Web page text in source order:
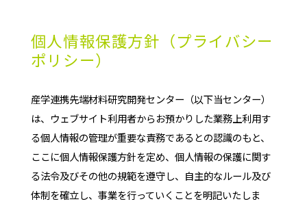
個人情報保護方針（プライバシー
ポリシー）
産学連携先端材料研究開発センター（以下当センター）
は、ウェブサイト利用者からお預かりした業務上利用す
る個人情報の管理が重要な責務であるとの認識のもと、
ここに個人情報保護方針を定め、個人情報の保護に関す
る法令及びその他の規範を遵守し、自主的なルール及び
体制を確立し、事業を行っていくことを明記いたしま